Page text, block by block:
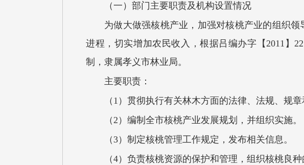
（一）部门主要职责及机构设置情况
为做大做强核桃产业，加强对核桃产业的组织
进程，切实增加农民收入，根据吕编办字【2011】
制，隶属孝义市林业局。
主要职责：
（1）贯彻执行有关林木方面的法律、法规、规章
（2）编制全市核桃产业发展规划，并组织实施。
（3）制定核桃管理工作规定，发布相关信息。
（4）负责核桃资源的保护和管理，组织核桃良